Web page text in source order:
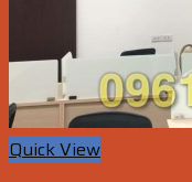
Quick View